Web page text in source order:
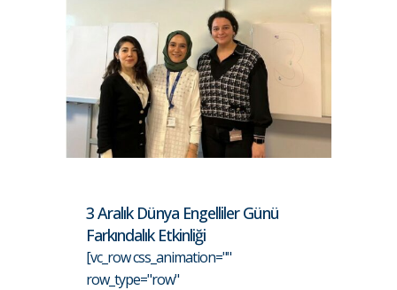
3 Aralık Dünya Engelliler Günü
Farkındalık Etkinliği
[vc_row css_animation=""
row_type="row"